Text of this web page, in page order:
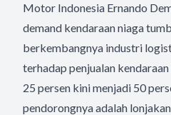
Motor Indonesia Ernando
demand kendaraan niaga
berkembangnya industri
terhadap penjualan
25 persen kini menjadi 50
pendorongnya adalah